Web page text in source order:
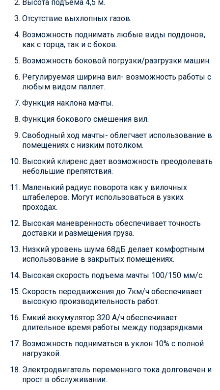
Высота подъема 4,5 м.
Отсутствие выхлопных газов.
Возможность поднимать любые виды поддонов,
как с торца, так и с боков.
Возможность боковой погрузки/разгрузки машин.
Регулируемая ширина вил- возможность работы с
любым видом паллет.
Функция наклона мачты.
Функция бокового смешения вил.
Свободный ход мачты- облегчает использование в
помещениях с низким потолком.
Высокий клиренс дает возможность преодолевать
небольшие препятствия.
Маленький радиус поворота как у вилочных
штабелеров. Могут использоваться в узких
проходах.
Высокая маневренность обеспечивает точность
доставки и размещения груза.
Низкий уровень шума 68дБ делает комфортным
использование в закрытых помещениях.
Высокая скорость подъема мачты 100/150 мм/с.
Скорость передвижения до 7км/ч обеспечивает
высокую производительность работ.
Емкий аккумулятор 320 А/ч обеспечивает
длительное время работы между подзарядками.
Возможность подниматься в уклон 10% с полной
нагрузкой.
Электродвигатель переменного тока долговечен и
прост в обслуживании.